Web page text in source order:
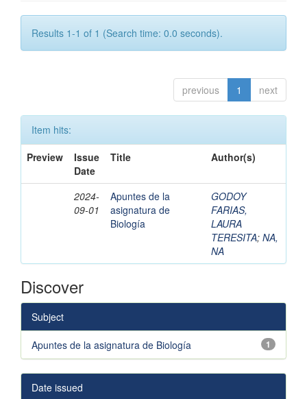
Results 1-1 of 1 (Search time: 0.0 seconds).
previous 1 next
Item hits:
Preview
Issue
Date
Title Author(s)
2024-
09-01
Apuntes de la
asignatura de
Biología
GODOY
FARIAS,
LAURA
TERESITA; NA,
NA
Discover
Subject
1
Apuntes de la asignatura de Biología
Date issued